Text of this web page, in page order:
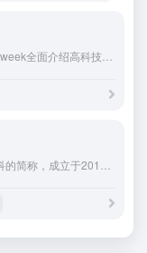
权威的高科技行业百科全书。OFweek全面介绍高科技领域各种技术、人物、企业及热点事件等。
全球百科，是VIBAIKE微全球百科的简称，成立于2015年，是全球首个专门针对企业、机构、个人服务的付费商业百科平台，全球百科提供更系统的企业百科词条创建、人物百科词条创建、机构微百科创建等百科词条服务。